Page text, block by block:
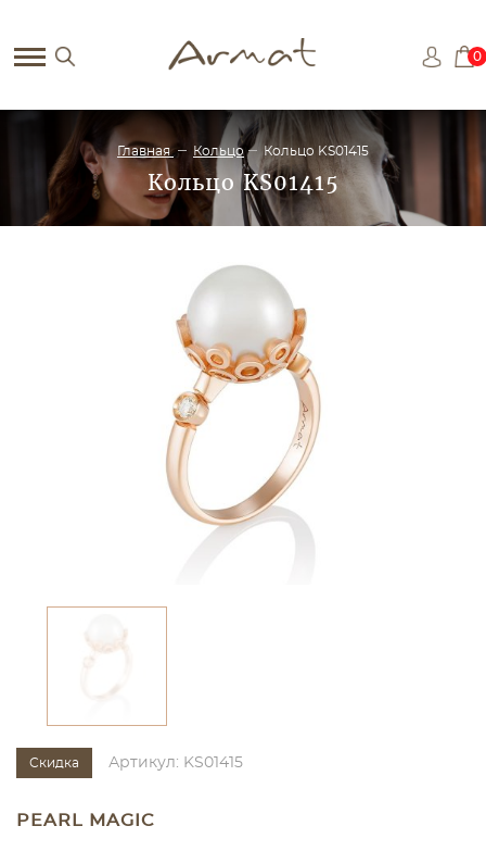
0
Главная Кольцо Кольцо KS01415
Кольцо KS01415
Скидка Артикул: KS01415
PEARL MAGIC